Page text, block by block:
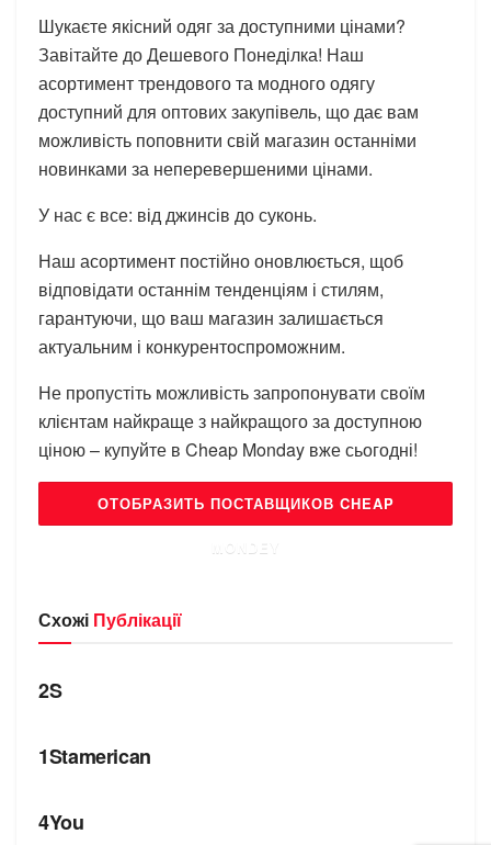
Шукаєте якісний одяг за доступними цінами?
Завітайте до Дешевого Понеділка! Наш
асортимент трендового та модного одягу
доступний для оптових закупівель, що дає вам
можливість поповнити свій магазин останніми
новинками за неперевершеними цінами.
У нас є все: від джинсів до суконь.
Наш асортимент постійно оновлюється, щоб
відповідати останнім тенденціям і стилям,
гарантуючи, що ваш магазин залишається
актуальним і конкурентоспроможним.
Не пропустіть можливість запропонувати своїм
клієнтам найкраще з найкращого за доступною
ціною – купуйте в Cheap Monday вже сьогодні!
ОТОБРАЗИТЬ ПОСТАВЩИКОВ CHEAP
MONDEY
Схожі Публікації
БРЕНДИ
2S
1Stamerican
4You